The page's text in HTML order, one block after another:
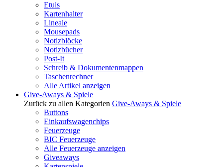
Etuis
Kartenhalter
Lineale
Mousepads
Notizblöcke
Notizbücher
Post-It
Schreib & Dokumentenmappen
Taschenrechner
Alle Artikel anzeigen
Give-Aways & Spiele
Zurück zu allen Kategorien Give-Aways & Spiele
Buttons
Einkaufswagenchips
Feuerzeuge
BIC Feuerzeuge
Alle Feuerzeuge anzeigen
Giveaways